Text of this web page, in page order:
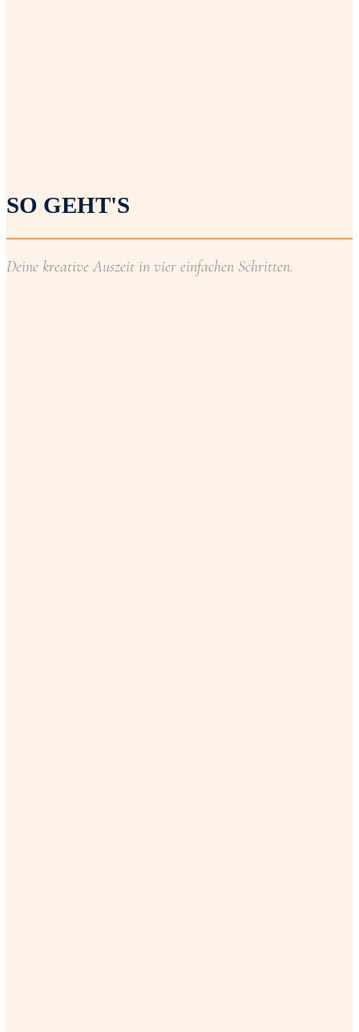
SO GEHT'S
Deine kreative Auszeit in vier einfachen Schritten.